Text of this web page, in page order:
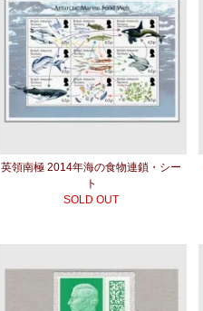
英領南極 2014年海の食物連鎖・シー
ト
SOLD OUT